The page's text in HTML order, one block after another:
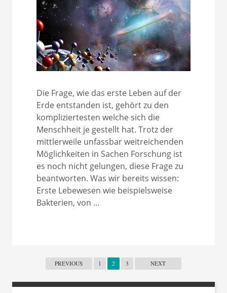
Die Frage, wie das erste Leben auf der
Erde entstanden ist, gehört zu den
kompliziertesten welche sich die
Menschheit je gestellt hat. Trotz der
mittlerweile unfassbar weitreichenden
Möglichkeiten in Sachen Forschung ist
es noch nicht gelungen, diese Frage zu
beantworten. Was wir bereits wissen:
Erste Lebewesen wie beispielsweise
Bakterien, von …
PREVIOUS 1 2 3 NEXT